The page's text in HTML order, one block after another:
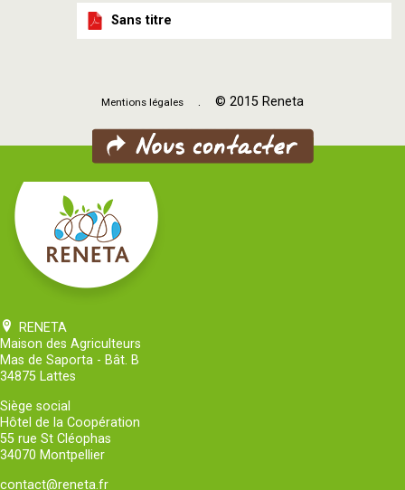
Sans titre
Mentions légales . © 2015 Reneta
RENETA
Maison des Agriculteurs
Mas de Saporta - Bât. B
34875 Lattes
Siège social
Hôtel de la Coopération
55 rue St Cléophas
34070 Montpellier
contact@reneta.fr